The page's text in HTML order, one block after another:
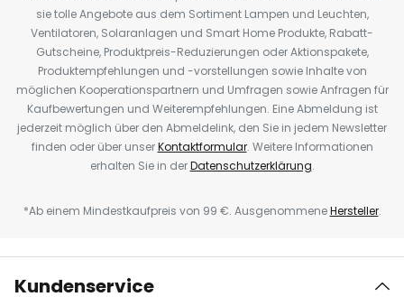
sie tolle Angebote aus dem Sortiment Lampen und Leuchten,
Ventilatoren, Solaranlagen und Smart Home Produkte, Rabatt-
Gutscheine, Produktpreis-Reduzierungen oder Aktionspakete,
Produktempfehlungen und -vorstellungen sowie Inhalte von
möglichen Kooperationspartnern und Umfragen sowie Anfragen für
Kaufbewertungen und Weiterempfehlungen. Eine Abmeldung ist
jederzeit möglich über den Abmeldelink, den Sie in jedem Newsletter
finden oder über unserKontaktformular. Weitere Informationen
erhalten Sie in derDatenschutzerklärung.
*Ab einem Mindestkaufpreis von 99 €. AusgenommeneHersteller.
Kundenservice